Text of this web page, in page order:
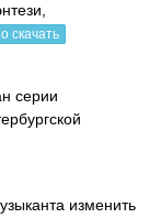
скачать
серии
изменить